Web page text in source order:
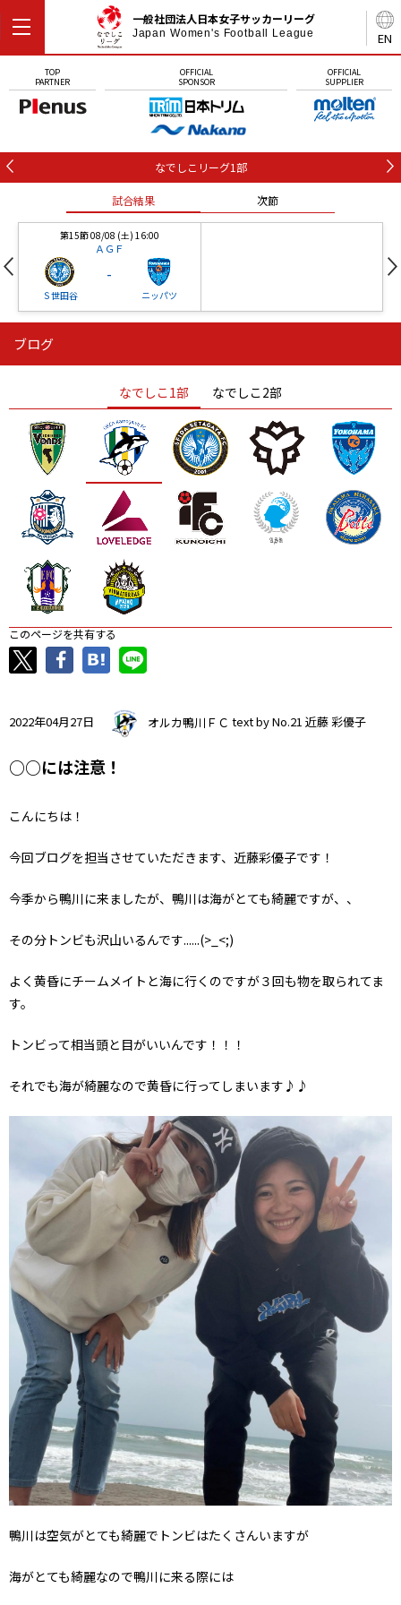
EN
一般社団法人日本女子サッカーリーグ
Japan Women's Football League
TOP
PARTNER
OFFICIAL
SPONSOR
OFFICIAL
SUPPLIER
なでしこリーグ1部
試合結果 次節
第15節 08/08 (土) 16:00
ＡＧＦ
Ｓ世田谷
-
ニッパツ
ニッパツ
ニッパツ 名古屋
石人の星
静岡 愛媛Ｌ
ブログ
なでしこ1部 なでしこ2部
このページを共有する
2022年04月27日 オルカ鴨川ＦＣ text by No.21 近藤 彩優子
○○には注意！
こんにちは！
今回ブログを担当させていただきます、近藤彩優子です！
今季から鴨川に来ましたが、鴨川は海がとても綺麗ですが、、
その分トンビも沢山いるんです......(>_<;)
よく黄昏にチームメイトと海に行くのですが３回も物を取られてま
す。
トンビって相当頭と目がいいんです！！！
それでも海が綺麗なので黄昏に行ってしまいます♪♪
鴨川は空気がとても綺麗でトンビはたくさんいますが
海がとても綺麗なので鴨川に来る際には